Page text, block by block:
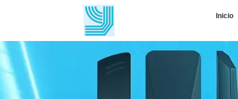
Inicio